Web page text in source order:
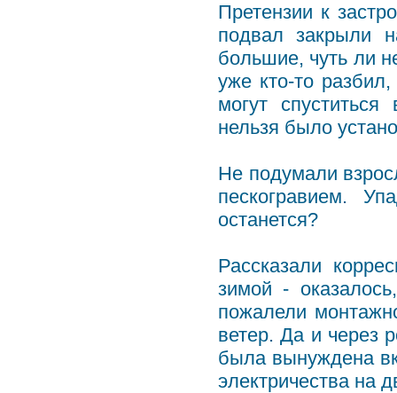
Претензии к
подвал закрыли
большие, чуть ли
уже кто-то
могут
нельзя было
Не подумали
пескогравием.
останется?
Рассказали
зимой -
пожалели
ветер. Да и через
была вынуждена
электричества на